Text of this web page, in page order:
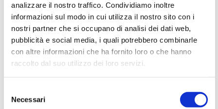
analizzare il nostro traffico. Condividiamo inoltre
informazioni sul modo in cui utilizza il nostro sito con i
nostri partner che si occupano di analisi dei dati web,
pubblicità e social media, i quali potrebbero combinarle
con altre informazioni che ha fornito loro o che hanno
raccolto dal suo utilizzo dei loro servizi.
delNecessari
Corrente nominale dei contatti: 25 mA 24 V
CC (commutazione); 100 mA (non
commutazione)
Resistenza di contatto: 50 mΩ max. (iniziale) ;
100 mΩ Max. (dopo il test di durata)
Rigidità dielettrica: 500 V CC Min. per 1